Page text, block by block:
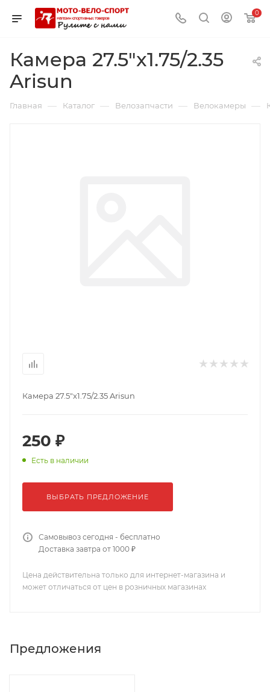
0
Камера 27.5"x1.75/2.35
Arisun
Главная — Каталог — Велозапчасти — Велокамеры —
Камера 27.5"x1.75/2.35 Arisun
250 ₽
Есть в наличии
ВЫБРАТЬ ПРЕДЛОЖЕНИЕ
Самовывоз сегодня - бесплатно
Доставка завтра от 1000 ₽
Цена действительна только для интернет-магазина и
может отличаться от цен в розничных магазинах
Предложения